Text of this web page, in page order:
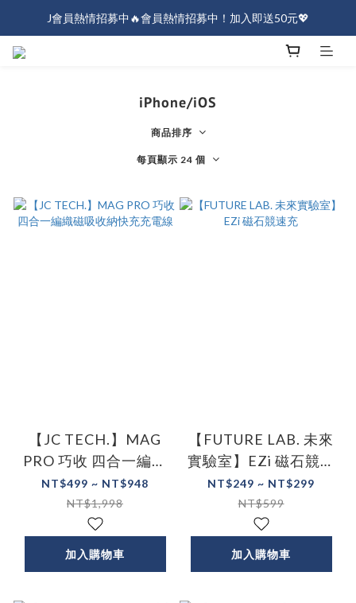
J會員熱情招募中🔥會員熱情招募中！加入即送50元💖
J會員熱情招募中🔥會員熱情招募中！加入即送50元💖
iPhone/iOS
商品排序
每頁顯示 24 個
【JC TECH.】MAG
PRO 巧收 四合一編織
磁吸收納快充充電線
NT$499 ~ NT$948
NT$1,998
加入購物車
【FUTURE LAB. 未來
實驗室】EZi 磁石競速
充
NT$249 ~ NT$299
NT$599
加入購物車